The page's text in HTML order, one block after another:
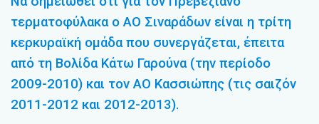
τερματοφύλακα ο ΑΟ Σιναράδων είναι η τρίτη
κερκυραϊκή ομάδα που συνεργάζεται, έπειτα
από τη Βολίδα Κάτω Γαρούνα (την περίοδο
2009-2010) και τον ΑΟ Κασσιώπης (τις σαιζόν
2011-2012 και 2012-2013).